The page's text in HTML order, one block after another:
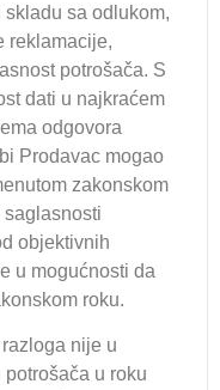
sa odlukom,
reklamacije,
potrošača. S
dati u najkraćem
odgovora
Prodavac mogao
zakonskom
objektivnih
u mogućnosti da
roku.
nije u
u roku